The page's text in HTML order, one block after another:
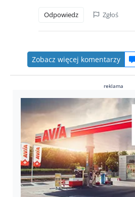
Odpowiedz Zgłoś
Zobacz więcej komentarzy
reklama